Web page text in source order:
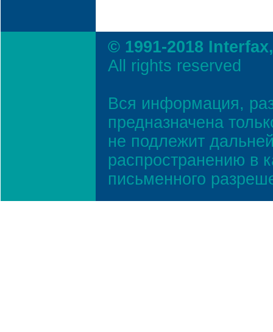
© 1991-2018
All rights reserved
Вся информация,
предназначена
не подлежит
распространению в
письменного